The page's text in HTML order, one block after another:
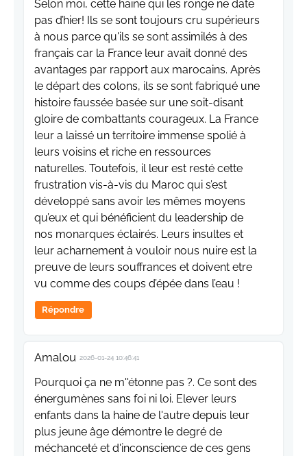
Selon moi, cette haine qui les ronge ne date
pas d’hier! Ils se sont toujours cru supérieurs
à nous parce qu'ils se sont assimilés à des
français car la France leur avait donné des
avantages par rapport aux marocains. Après
le départ des colons, ils se sont fabriqué une
histoire faussée basée sur une soit-disant
gloire de combattants courageux. La France
leur a laissé un territoire immense spolié à
leurs voisins et riche en ressources
naturelles. Toutefois, il leur est resté cette
frustration vis-à-vis du Maroc qui s’est
développé sans avoir les mêmes moyens
qu’eux et qui bénéficient du leadership de
nos monarques éclairés. Leurs insultes et
leur acharnement à vouloir nous nuire est la
preuve de leurs souffrances et doivent etre
vu comme des coups d’épée dans l’eau !
Répondre
Amalou 2026-01-24 10:46:41
Pourquoi ça ne m''étonne pas ?. Ce sont des
énergumènes sans foi ni loi. Elever leurs
enfants dans la haine de l'autre depuis leur
plus jeune âge démontre le degré de
méchanceté et d'inconscience de ces gens